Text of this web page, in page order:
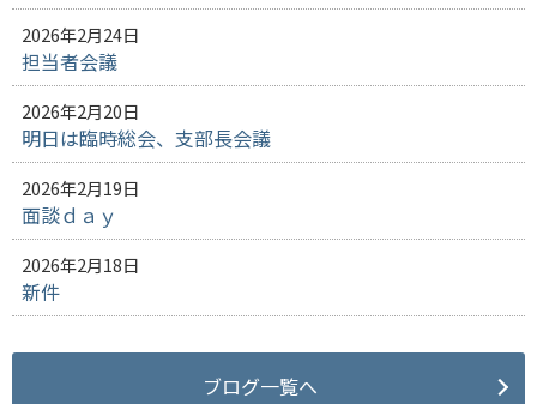
2026年2月24日
担当者会議
2026年2月20日
明日は臨時総会、支部長会議
2026年2月19日
面談ｄａｙ
2026年2月18日
新件
ブログ一覧へ